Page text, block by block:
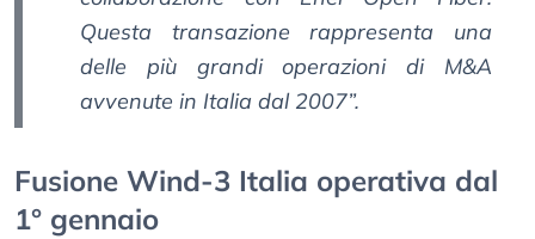
Questa transazione rappresenta una
delle più grandi operazioni di M&A
avvenute in Italia dal 2007”.
Fusione Wind-3 Italia operativa dal
1° gennaio